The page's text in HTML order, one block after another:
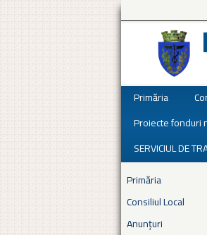
Primăria
Proiecte fonduri
SERVICIUL DE
Primăria
Consiliul Local
Anunțuri